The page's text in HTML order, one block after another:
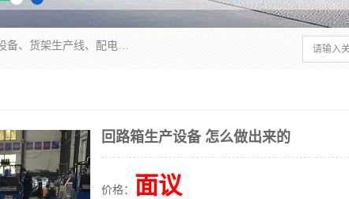
潍坊炜桦冷弯机械制造有限公司一直致力于配电箱自动生产线，消防箱生产设备、货架生产线、配电箱生产线等，是集设备制造、模具加工、技术开发于一体的综合性机械制造高科技民营企业。
回路箱生产设备 怎么做出来的
价格： 面议